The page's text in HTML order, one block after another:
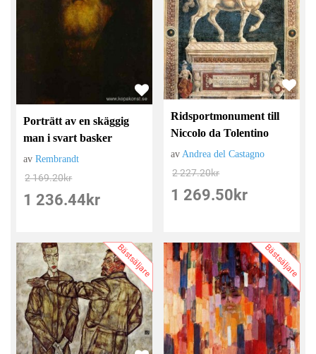
Porträtt av en skäggig
man i svart basker
avRembrandt
2 169.20kr
1 236.44 kr
Ridsportmonument till
Niccolo da Tolentino
av Andrea del Castagno
2 227.20kr
1 269.50 kr
Bästsäljare Bästsäljare